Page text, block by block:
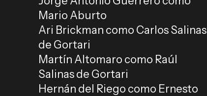
Mario Aburto
Ari Brickman como Carlos Salinas
de Gortari
Martín Altomaro como Raúl
Salinas de Gortari
Hernán del Riego como Ernesto